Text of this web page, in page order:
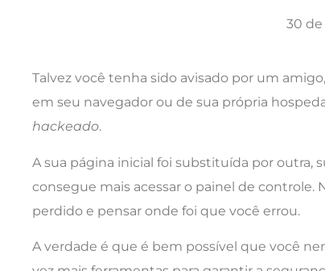
30
Talvez você tenha sido avisado por um
em seu navegador ou de sua própria
hackeado.
A sua página inicial foi substituída por outra,
consegue mais acessar o painel de
perdido e pensar onde foi que você errou.
A verdade é que é bem possível que você